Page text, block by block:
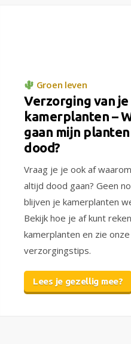
Groen leven
Verzorging van je
kamerplanten –
gaan mijn
dood?
Vraag je je ook af
altijd dood gaan? Geen
blijven je kamerplanten
Bekijk hoe je af kunt
kamerplanten en zie onze
verzorgingstips.
Lees je gezellig mee?